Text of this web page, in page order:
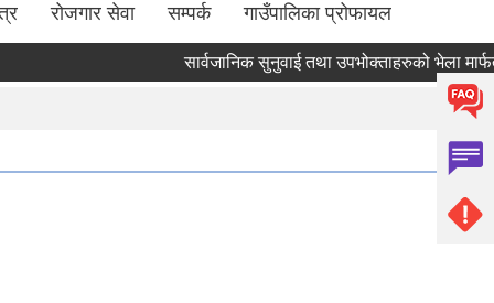
रोजगार सेवा सम्पर्क गाउँपालिका प्रोफायल
सार्वजानिक सुनुवाई तथा उपभोक्ताहरुको भेला मार्फत